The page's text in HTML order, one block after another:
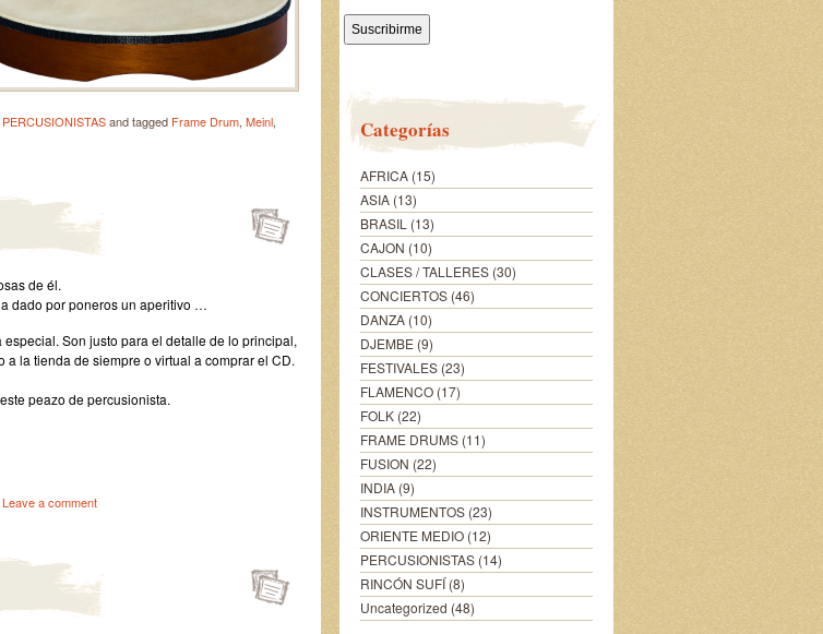
PERCUSIONISTASand tagged Frame Drum, Meinl,
de él.
dado por poneros un aperitivo …
Son justo para el detalle de lo principal,
la tienda de siempre o virtual a comprar el CD.
peazo de percusionista.
Leave a comment
Categorías
AFRICA(15)
ASIA(13)
BRASIL (13)
CAJON (10)
CLASES / TALLERES(30)
CONCIERTOS(46)
DANZA(10)
DJEMBE(9)
FESTIVALES(23)
FLAMENCO(17)
FOLK(22)
FRAME DRUMS(11)
FUSION (22)
INDIA(9)
INSTRUMENTOS(23)
ORIENTE MEDIO(12)
PERCUSIONISTAS(14)
RINCÓN SUFÍ(8)
Uncategorized (48)